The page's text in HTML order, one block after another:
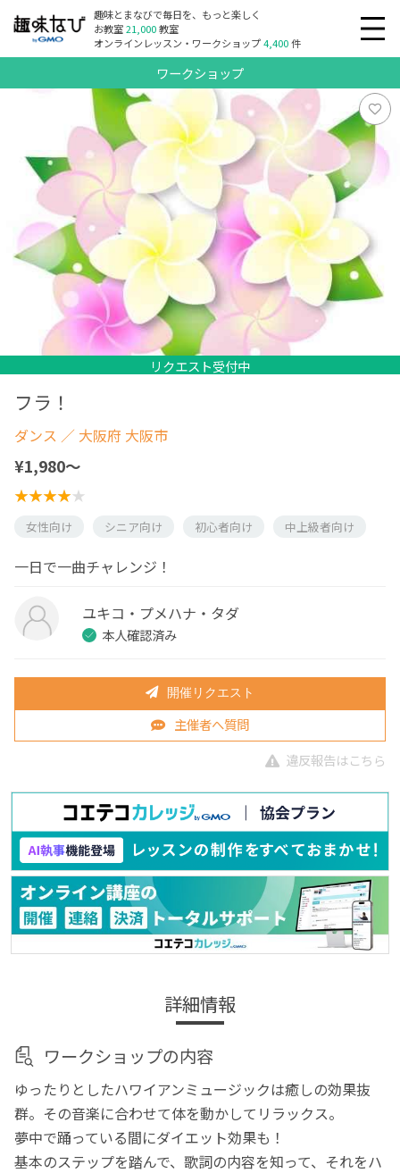
趣味とまなびで毎日を、もっと楽しく
お教室21,000教室
オンラインレッスン・ワークショップ4,400件
ワークショップ
リクエスト受付中
リクエスト受付中
フラ！
ダンス ／ 大阪府 大阪市
¥1,980〜
女性向け シニア向け 初心者向け 中上級者向け
一日で一曲チャレンジ！
ユキコ・プメハナ・タダ
本人確認済み
開催リクエスト
主催者へ質問
違反報告はこちら
詳細情報
ワークショップの内容
ゆったりとしたハワイアンミュージックは癒しの効果抜
群。その音楽に合わせて体を動かしてリラックス。
夢中で踊っている間にダイエット効果も！
基本のステップを踏んで、歌詞の内容を知って、それをハ